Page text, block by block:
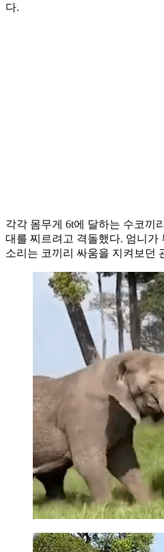
다.
각각 몸무게 6t에 달하는 수코끼
대를 찌르려고 격돌했다. 엄니가
소리는 코끼리 싸움을 지켜보던